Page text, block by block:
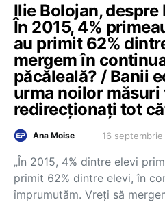
Ilie Bolojan,
În 2015, 4%
au primit 62%
mergem în
păcăleală? / Banii
urma noilor măsuri
redirecționați tot
Ana Moise 16
„În 2015, 4% dintre elevi
primit 62% dintre elevi, în
împrumutăm. Vreți să